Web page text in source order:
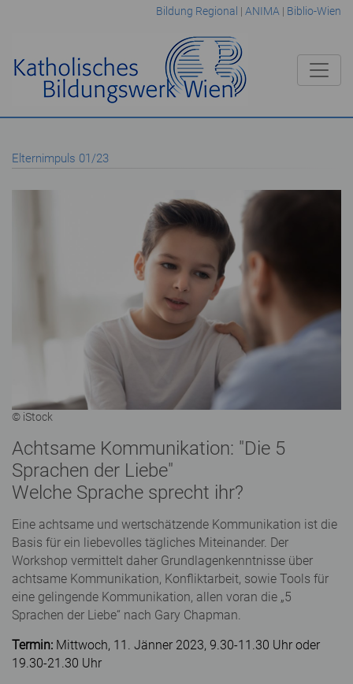
Bildung Regional | ANIMA | Biblio-Wien
Elternimpuls 01/23
© iStock
Achtsame Kommunikation: "Die 5
Sprachen der Liebe"
Welche Sprache sprecht ihr?
Eine achtsame und wertschätzende Kommunikation ist die
Basis für ein liebevolles tägliches Miteinander. Der
Workshop vermittelt daher Grundlagenkenntnisse über
achtsame Kommunikation, Konfliktarbeit, sowie Tools für
eine gelingende Kommunikation, allen voran die „5
Sprachen der Liebe“ nach Gary Chapman.
Termin: Mittwoch, 11. Jänner 2023, 9.30-11.30 Uhr oder
19.30-21.30 Uhr